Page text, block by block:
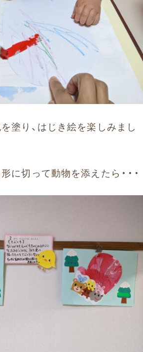
塗り、はじき絵を楽しみまし
に切って動物を添えたら・・・